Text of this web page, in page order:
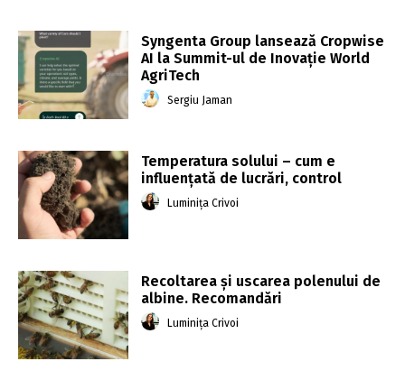
Syngenta Group lansează Cropwise
AI la Summit-ul de Inovație World
AgriTech
Sergiu Jaman
Temperatura solului – cum e
influențată de lucrări, control
Luminița Crivoi
Recoltarea și uscarea polenului de
albine. Recomandări
Luminița Crivoi